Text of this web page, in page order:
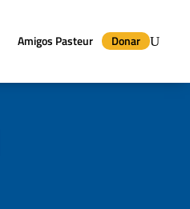
Amigos Pasteur Donar